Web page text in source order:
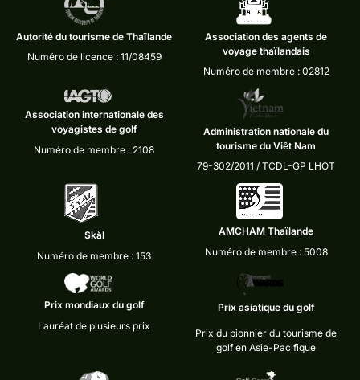
Autorité du tourisme de Thaïlande
Numéro de licence : 11/08459
Association des agents de
voyage thaïlandais
Numéro de membre : 02812
Association internationale des
voyagistes de golf
Numéro de membre : 2108
Administration nationale du
tourisme du Viêt Nam
79-302/2011 / TCDL-GP LHOT
Skål
Numéro de membre : 153
AMCHAM Thaïlande
Numéro de membre : 5008
Prix mondiaux du golf
Lauréat de plusieurs prix
Prix asiatique du golf
Prix du pionnier du tourisme de
golf en Asie-Pacifique